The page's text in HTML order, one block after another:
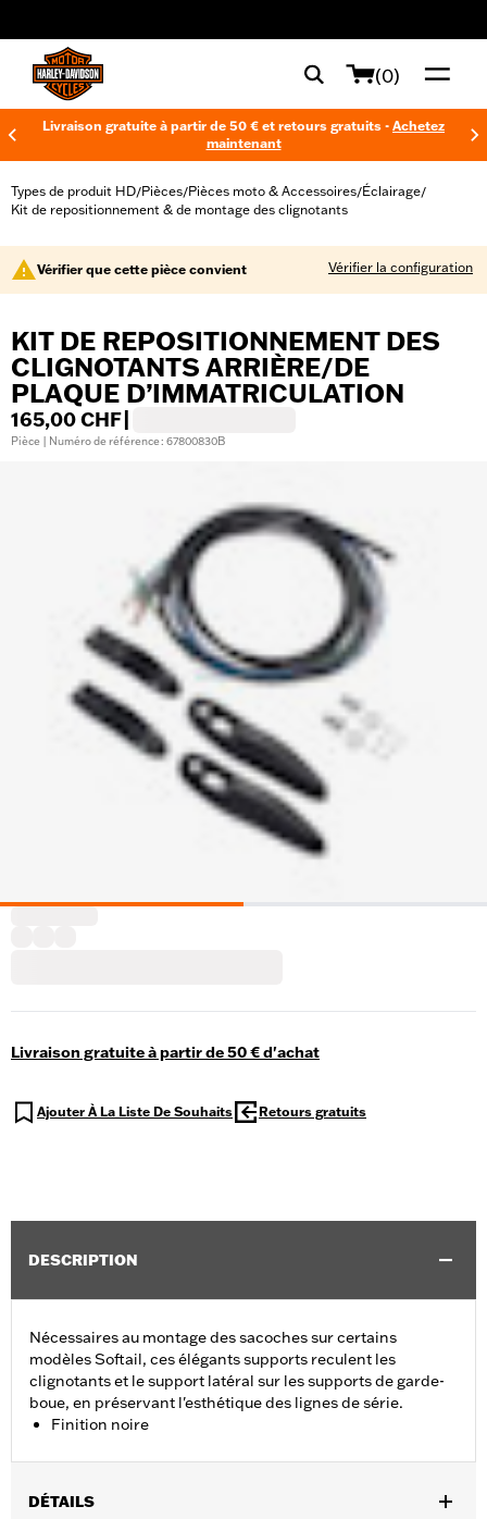
(0)
Livraison gratuite à partir de 50 € et retours gratuits - Achetez
maintenant
Types de produit HD/Pièces/Pièces moto & Accessoires/Éclairage/
Kit de repositionnement & de montage des clignotants
Vérifier que cette pièce convient Vérifier la configuration
KIT DE REPOSITIONNEMENT DES
CLIGNOTANTS ARRIÈRE/DE
PLAQUE D’IMMATRICULATION
165,00 CHF
Pièce | Numéro de référence : 67800830B
Livraison gratuite à partir de 50 € d'achat
Ajouter À La Liste De Souhaits Retours gratuits
DESCRIPTION
Nécessaires au montage des sacoches sur certains
modèles Softail, ces élégants supports reculent les
clignotants et le support latéral sur les supports de garde-
boue, en préservant l'esthétique des lignes de série.
Finition noire
DÉTAILS